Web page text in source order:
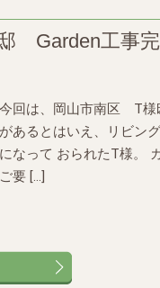
Garden工事完
今回は、岡山市南区 T様
があるとはいえ、リビン
になって おられたT様。
ご要 […]